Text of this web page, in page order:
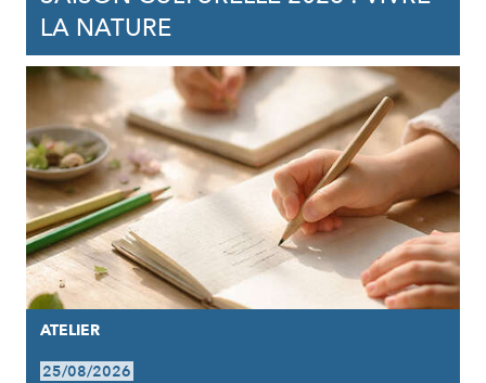
LA NATURE
ATELIER
25/08/2026